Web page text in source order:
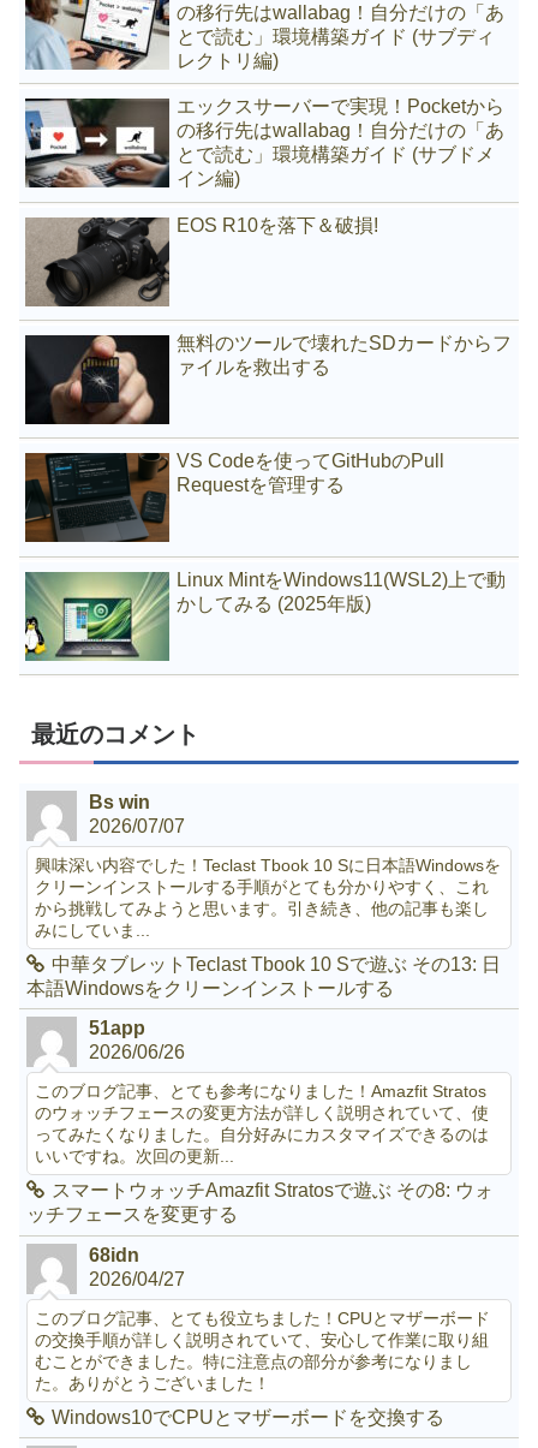
の移行先はwallabag！自分だけの「あ
とで読む」環境構築ガイド (サブディ
レクトリ編)
エックスサーバーで実現！Pocketから
の移行先はwallabag！自分だけの「あ
とで読む」環境構築ガイド (サブドメ
イン編)
EOS R10を落下＆破損!
無料のツールで壊れたSDカードからフ
ァイルを救出する
VS Codeを使ってGitHubのPull
Requestを管理する
Linux MintをWindows11(WSL2)上で動
かしてみる (2025年版)
最近のコメント
Bs win
2026/07/07
興味深い内容でした！Teclast Tbook 10 Sに日本語Windowsを
クリーンインストールする手順がとても分かりやすく、これ
から挑戦してみようと思います。引き続き、他の記事も楽し
みにしていま...
中華タブレットTeclast Tbook 10 Sで遊ぶ その13: 日
本語Windowsをクリーンインストールする
51app
2026/06/26
このブログ記事、とても参考になりました！Amazfit Stratos
のウォッチフェースの変更方法が詳しく説明されていて、使
ってみたくなりました。自分好みにカスタマイズできるのは
いいですね。次回の更新...
スマートウォッチAmazfit Stratosで遊ぶ その8: ウォ
ッチフェースを変更する
68idn
2026/04/27
このブログ記事、とても役立ちました！CPUとマザーボード
の交換手順が詳しく説明されていて、安心して作業に取り組
むことができました。特に注意点の部分が参考になりまし
た。ありがとうございました！
Windows10でCPUとマザーボードを交換する